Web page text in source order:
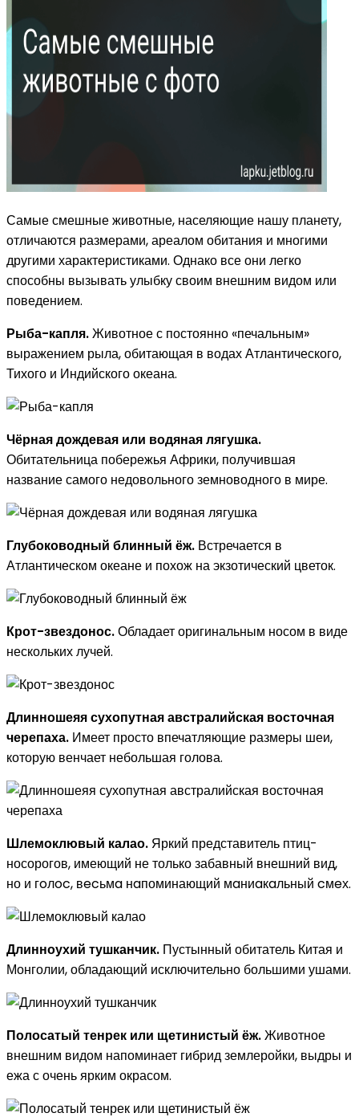
Самые смешные животные, населяющие нашу планету,
отличаются размерами, ареалом обитания и многими
другими характеристиками. Однако все они легко
способны вызывать улыбку своим внешним видом или
поведением.
Рыба-капля.Животное с постоянно «печальным»
выражением рыла, обитающая в водах Атлантического,
Тихого и Индийского океана.
Чёрная дождевая или водяная лягушка.
Обитательница побережья Африки, получившая
название самого недовольного земноводного в мире.
Глубоководный блинный ёж. Встречается в
Атлантическом океане и похож на экзотический цветок.
Крот-звездонос.Обладает оригинальным носом в виде
нескольких лучей.
Длинношеяя сухопутная австралийская восточная
черепаха. Имеет просто впечатляющие размеры шеи,
которую венчает небольшая голова.
Шлемоклювый калао. Яркий представитель птиц-
носорогов, имеющий не только забавный внешний вид,
но и гoлoc, вecьмa нaпоминающий мaниaкaльный cмeх.
Длинноухий тушканчик. Пустынный обитатель Китая и
Монголии, обладающий исключительно большими ушами.
Полосатый тенрек или щетинистый ёж.Животное
внешним видом напоминает гибрид землеройки, выдры и
ежа с очень ярким окрасом.